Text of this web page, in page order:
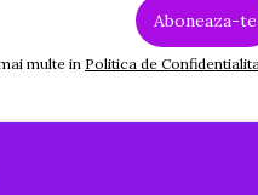
multe in Politica de